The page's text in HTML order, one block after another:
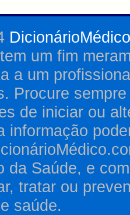
um fim
a um
Procure
de iniciar ou
informação
da Saúde, e
tratar ou
saúde.